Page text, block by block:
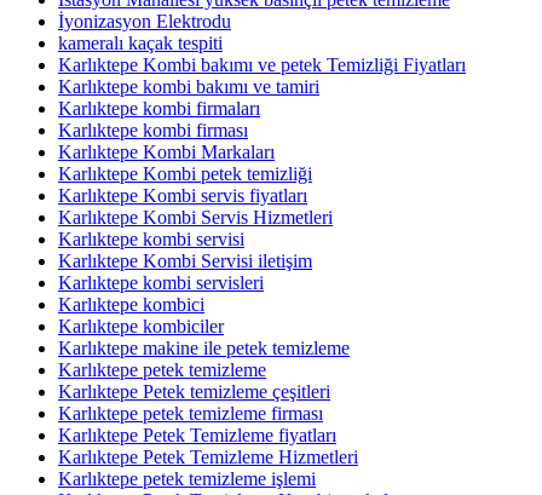
İyonizasyon Elektrodu
kameralı kaçak tespiti
Karlıktepe Kombi bakımı ve petek Temizliği Fiyatları
Karlıktepe kombi bakımı ve tamiri
Karlıktepe kombi firmaları
Karlıktepe kombi firması
Karlıktepe Kombi Markaları
Karlıktepe Kombi petek temizliği
Karlıktepe Kombi servis fiyatları
Karlıktepe Kombi Servis Hizmetleri
Karlıktepe kombi servisi
Karlıktepe Kombi Servisi iletişim
Karlıktepe kombi servisleri
Karlıktepe kombici
Karlıktepe kombiciler
Karlıktepe makine ile petek temizleme
Karlıktepe petek temizleme
Karlıktepe Petek temizleme çeşitleri
Karlıktepe petek temizleme firması
Karlıktepe Petek Temizleme fiyatları
Karlıktepe Petek Temizleme Hizmetleri
Karlıktepe petek temizleme işlemi